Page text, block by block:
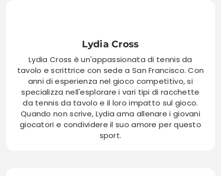
Lydia Cross
Lydia Cross è un'appassionata di tennis da
tavolo e scrittrice con sede a San Francisco. Con
anni di esperienza nel gioco competitivo, si
specializza nell'esplorare i vari tipi di racchette
da tennis da tavolo e il loro impatto sul gioco.
Quando non scrive, Lydia ama allenare i giovani
giocatori e condividere il suo amore per questo
sport.